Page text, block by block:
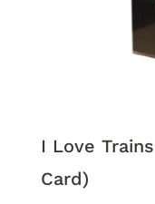
I Love
Card)